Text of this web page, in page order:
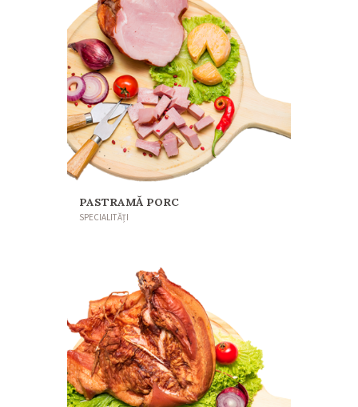
PASTRAMĂ PORC
SPECIALITĂȚI